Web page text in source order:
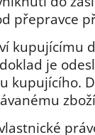
přepravce
kupujícímu
je
kupujícího.